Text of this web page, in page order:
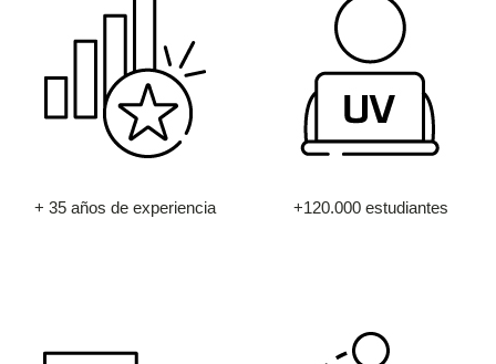
+ 35 años de experiencia +120.000 estudiantes